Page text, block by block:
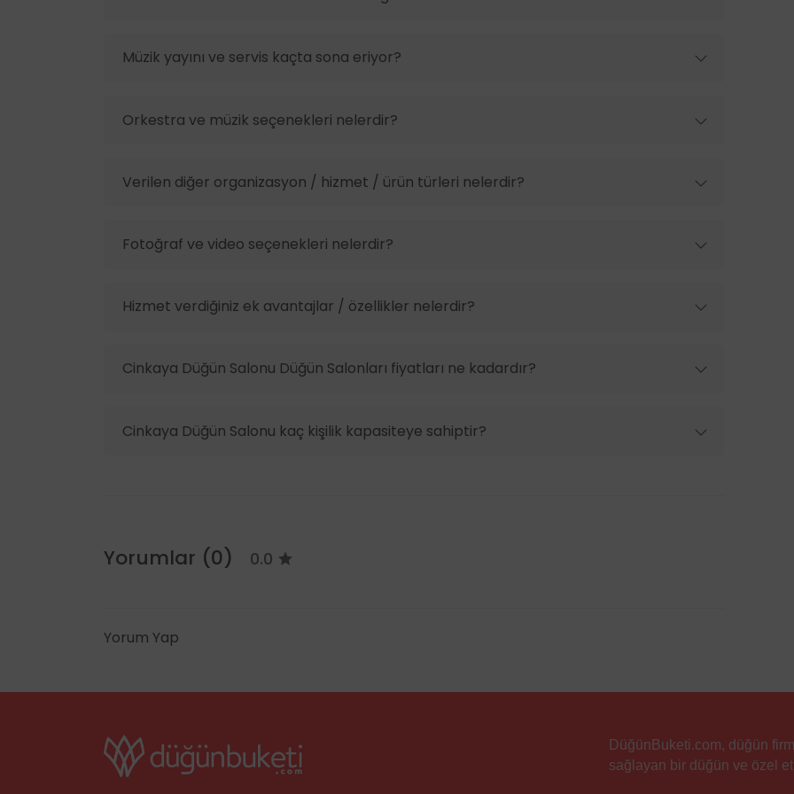
Müzik yayını ve servis kaçta sona eriyor?
Orkestra ve müzik seçenekleri nelerdir?
Verilen diğer organizasyon / hizmet / ürün türleri nelerdir?
Fotoğraf ve video seçenekleri nelerdir?
Hizmet verdiğiniz ek avantajlar / özellikler nelerdir?
Cinkaya Düğün Salonu Düğün Salonları fiyatları ne kadardır?
Cinkaya Düğün Salonu kaç kişilik kapasiteye sahiptir?
Yorumlar (0) 0.0
Yorum Yap
DüğünBuketi.com, düğün
sağlayan bir düğün ve özel